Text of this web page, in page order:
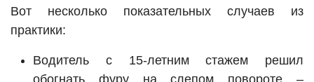
Вот несколько показательных случаев из
практики:
Водитель с 15-летним стажем решил
обогнать фуру на слепом повороте –